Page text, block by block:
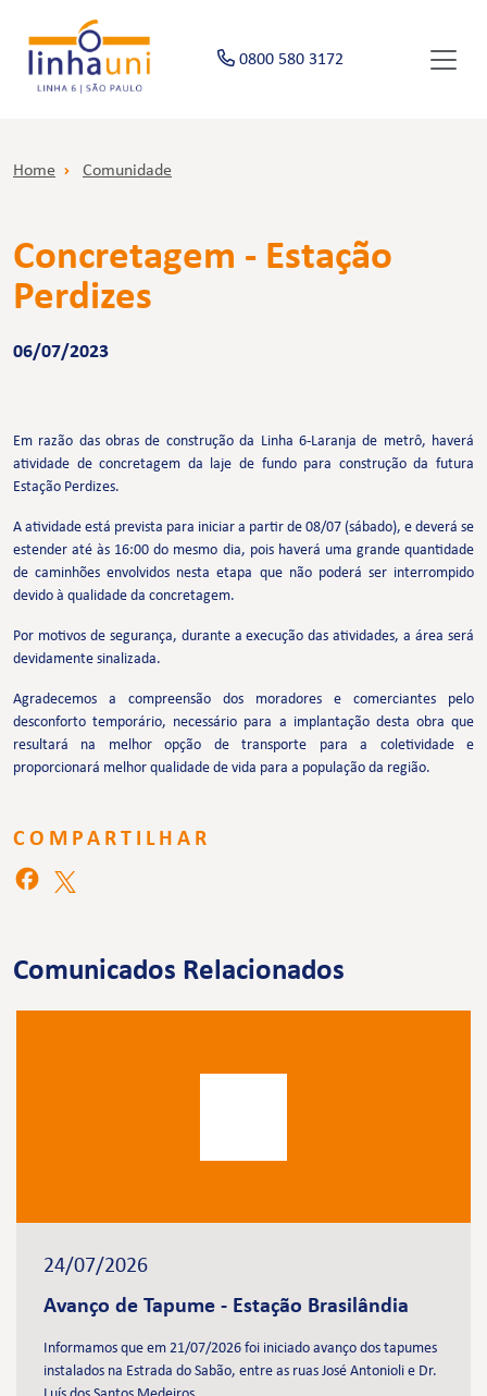
0800 580 3172
Home Comunidade
Concretagem - Estação
Perdizes
06/07/2023
Em razão das obras de construção da Linha 6-Laranja de metrô, haverá
atividade de concretagem da laje de fundo para construção da futura
Estação Perdizes.
A atividade está prevista para iniciar a partir de 08/07 (sábado), e deverá se
estender até às 16:00 do mesmo dia, pois haverá uma grande quantidade
de caminhões envolvidos nesta etapa que não poderá ser interrompido
devido à qualidade da concretagem.
Por motivos de segurança, durante a execução das atividades, a área será
devidamente sinalizada.
Agradecemos a compreensão dos moradores e comerciantes pelo
desconforto temporário, necessário para a implantação desta obra que
resultará na melhor opção de transporte para a coletividade e
proporcionará melhor qualidade de vida para a população da região.
COMPARTILHAR
Comunicados Relacionados
24/07/2026
Avanço de Tapume - Estação Brasilândia
Informamos que em 21/07/2026 foi iniciado avanço dos tapumes
instalados na Estrada do Sabão, entre as ruas José Antonioli e Dr.